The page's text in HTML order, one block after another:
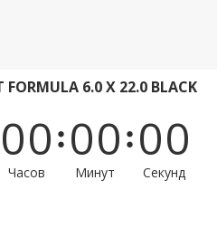
6.0 X 22.0 BLACK
00
Часов
00
Минут
00
Секунд